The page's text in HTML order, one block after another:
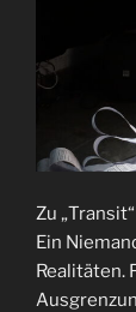
Zu
Ein
Realitäten.